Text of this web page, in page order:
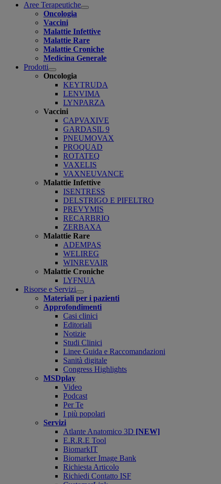
Aree Terapeutiche
Open
Oncologia
Vaccini
Malattie Infettive
Malattie Rare
Malattie Croniche
Medicina Generale
Prodotti
Open
submenu
Oncologia
KEYTRUDA
LENVIMA
LYNPARZA
Vaccini
CAPVAXIVE
GARDASIL 9
PNEUMOVAX
PROQUAD
ROTATEQ
VAXELIS
VAXNEUVANCE
Malattie Infettive
ISENTRESS
DELSTRIGO E PIFELTRO
PREVYMIS
RECARBRIO
ZERBAXA
Malattie Rare
ADEMPAS
WELIREG
WINREVAIR
Malattie Croniche
LYFNUA
Risorse e Servizi
Open
submenu
Materiali per i pazienti
Approfondimenti
Casi clinici
Editoriali
Notizie
Studi Clinici
Linee Guida e Raccomandazioni
Sanità digitale
Congress Highlights
MSDplay
Video
Podcast
Per Te
I più popolari
Servizi
Atlante Anatomico 3D [NEW]
E.R.R.E Tool
BiomarkIT
Biomarker Image Bank
Richiesta Articolo
Richiedi Contatto ISF